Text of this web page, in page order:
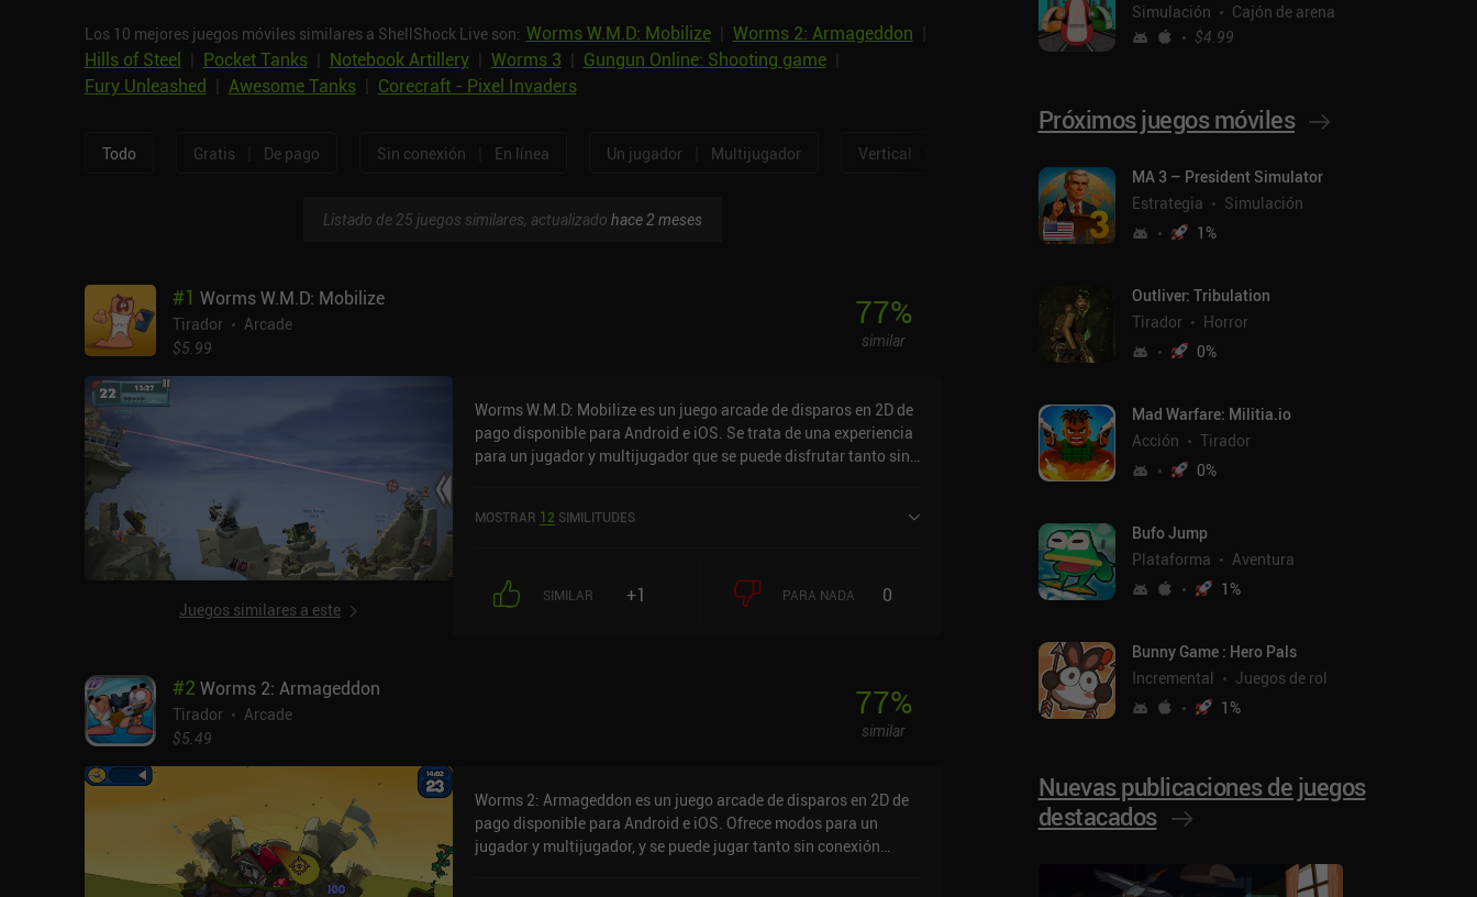
Los 10 mejores juegos móviles similares a ShellShock Live son: Worms W.M.D: Mobilize| Worms 2: Armageddon
Hills of Steel
Pocket Tanks| Notebook Artillery| Worms 3 Gungun Online: Shooting game|
Fury Unleashed
Awesome Tanks| Corecraft - Pixel Invaders
Todo Gratis De pago Sin conexión En línea Un jugador Multijugador Vertical
Listado de 25 juegos similares, actualizado hace 2 meses
#1 Worms W.M.D: Mobilize
Tirador
Arcade
$5.99
77%
similar
Juegos similares a este
Worms W.M.D: Mobilize es un juego arcade de disparos en 2D de
pago disponible para Android e iOS. Se trata de una experiencia
para un jugador y multijugador que se puede disfrutar tanto sin
valoración de 3,8 sobre 5,0 en Google Play y de 3,5 sobre 5,0 en
MOSTRAR 12 SIMILITUDES
SIMILAR +1 PARA NADA 0
#2 Worms 2: Armageddon
Tirador
Arcade
$5.49
77%
similar
Worms 2: Armageddon es un juego arcade de disparos en 2D de
pago disponible para Android e iOS. Ofrece modos para un
jugador y multijugador, y se puede jugar tanto sin conexión
Simulación
Cajón de arena
$4.99
Próximos juegos móviles
MA 3 – President Simulator
Estrategia
Simulación
1%
Outliver: Tribulation
Tirador
Horror
0%
Mad Warfare: Militia.io
Acción
Tirador
0%
Bufo Jump
Plataforma
Aventura
1%
Bunny Game : Hero Pals
Incremental
Juegos de rol
1%
Nuevas publicaciones de juegos
destacados